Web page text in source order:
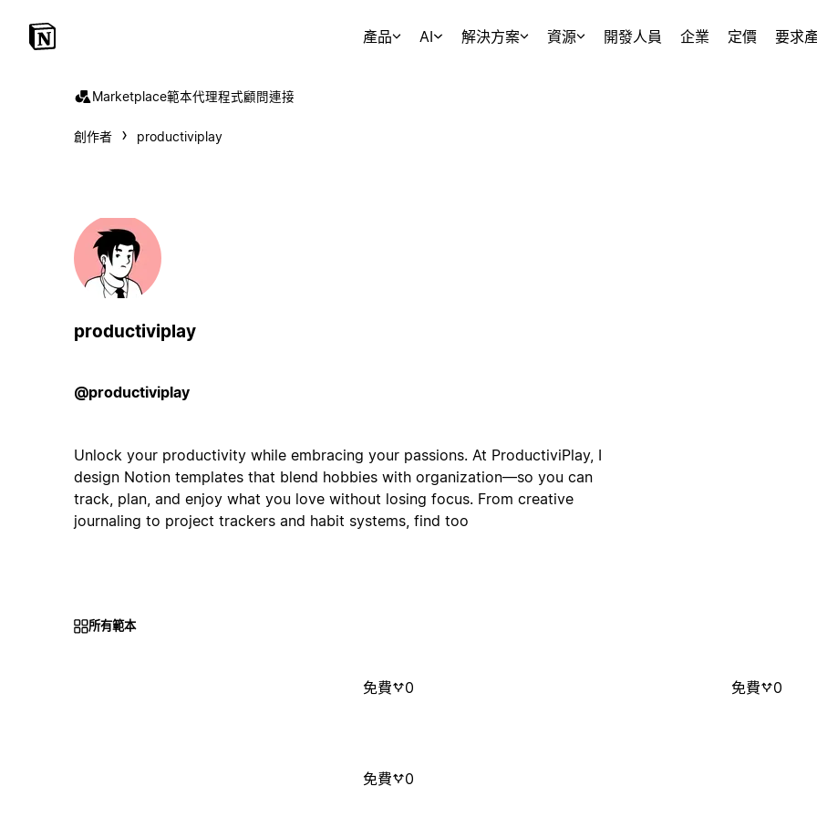
產品 AI 解決方案 資源 開發人員 企業 定價 要求
Marketplace範本代理程式顧問連接
創作者 productiviplay
productiviplay
@productiviplay
Unlock your productivity while embracing your passions. At ProductiviPlay, I
design Notion templates that blend hobbies with organization—so you can
track, plan, and enjoy what you love without losing focus. From creative
journaling to project trackers and habit systems, find too
所有範本
免費 0 免費 0
免費 0